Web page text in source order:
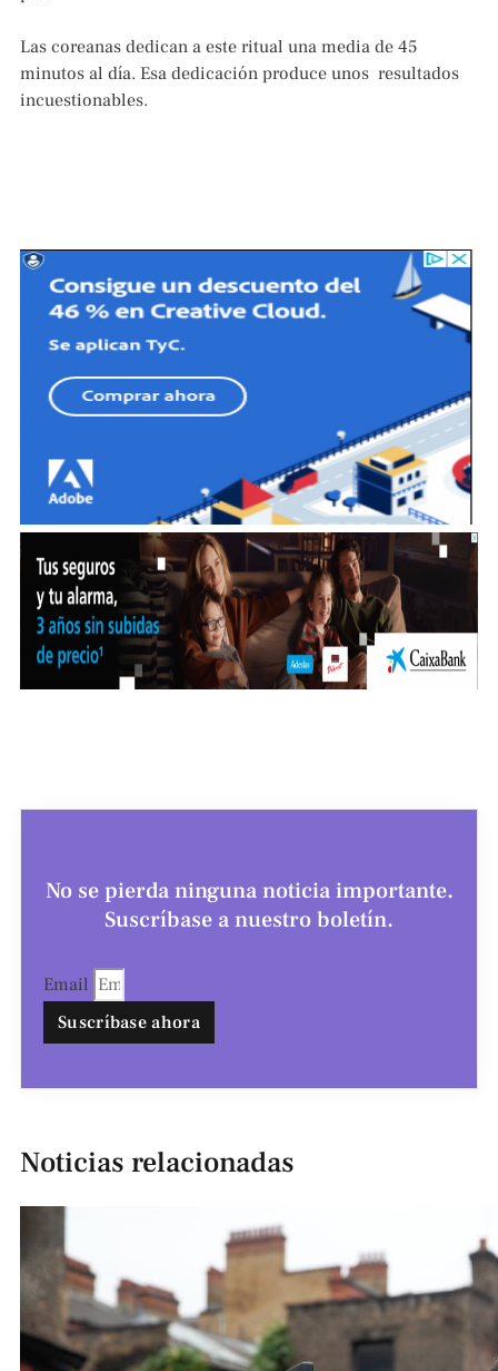
Las coreanas dedican a este ritual una media de 45
minutos al día. Esa dedicación produce unos resultados
incuestionables.
No se pierda ninguna noticia importante.
Suscríbase a nuestro boletín.
Email
Suscríbase ahora
Noticias relacionadas